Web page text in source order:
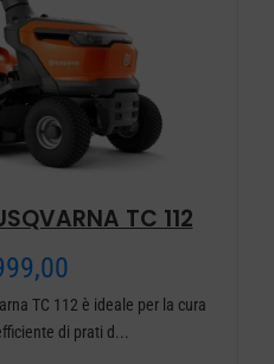
TC 112
TC 112 è ideale per la cura
di prati d...